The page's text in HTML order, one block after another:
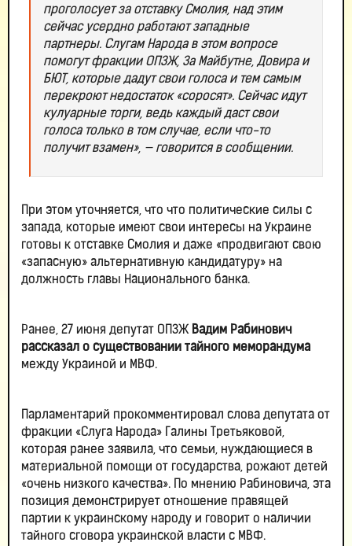
проголосует за отставку Смолия, над этим
сейчас усердно работают западные
партнеры. Слугам Народа в этом вопросе
помогут фракции ОПЗЖ, За Майбутне, Довира и
БЮТ, которые дадут свои голоса и тем самым
перекроют недостаток «соросят». Сейчас идут
кулуарные торги, ведь каждый даст свои
голоса только в том случае, если что-то
получит взамен», — говорится в сообщении.
При этом уточняется, что что политические силы с
запада, которые имеют свои интересы на Украине
готовы к отставке Смолия и даже «продвигают свою
«запасную» альтернативную кандидатуру» на
должность главы Национального банка.
Ранее, 27 июня депутат ОПЗЖ Вадим Рабинович
рассказал о существовании тайного меморандума
между Украиной и МВФ.
Парламентарий прокомментировал слова депутата от
фракции «Слуга Народа» Галины Третьяковой,
которая ранее заявила, что семьи, нуждающиеся в
материальной помощи от государства, рожают детей
«очень низкого качества». По мнению Рабиновича, эта
позиция демонстрирует отношение правящей
партии к украинскому народу и говорит о наличии
тайного сговора украинской власти с МВФ.